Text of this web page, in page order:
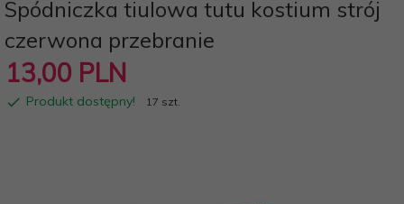
Spódniczka tiulowa tutu kostium strój
czerwona przebranie
13,00 PLN
Produkt dostępny! 17 szt.